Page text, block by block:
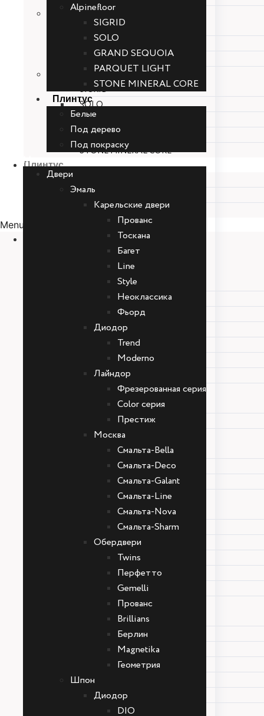
Alpinefloor
SIGRID
SOLO
GRAND SEQUOIA
PARQUET LIGHT
STONE MINERAL CORE
Плинтус
Белые
Под дерево
Под покраску
Menu
Двери
Эмаль
Карельские двери
Прованc
Тоскана
Багет
Line
Style
Неоклассика
Фьорд
Диодор
Trend
Moderno
Лайндор
Фрезерованная серия
Color серия
Престиж
Москва
Смальта-Bella
Смальта-Deco
Смальта-Galant
Смальта-Line
Смальта-Nova
Смальта-Sharm
Обердвери
Twins
Перфетто
Gemelli
Прованс
Brillians
Берлин
Magnetika
Геометрия
Шпон
Диодор
DIO
EvoFloor
Optima Click
Evo Life
Parquet
Alpinefloor
SIGRID
SOLO
GRAND SEQUOIA
PARQUET LIGHT
STONE MINERAL CORE
Плинтус
Белые
Под дерево
Под покраску
Menu
Карельские двери
Прованc
Тоскана
Багет
Line
Style
Неоклассика
Фьорд
Диодор
Trend
Moderno
Лайндор
Фрезерованная серия
Color серия
Престиж
Москва
Смальта-Bella
Смальта-Deco
Смальта-Galant
Смальта-Line
Смальта-Nova
Смальта-Sharm
Обердвери
Twins
Перфетто
Gemelli
Прованс
Берлин
Magnetika